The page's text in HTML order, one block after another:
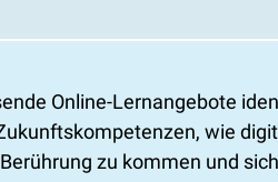
Online-Lernangebote
wie
zu kommen und